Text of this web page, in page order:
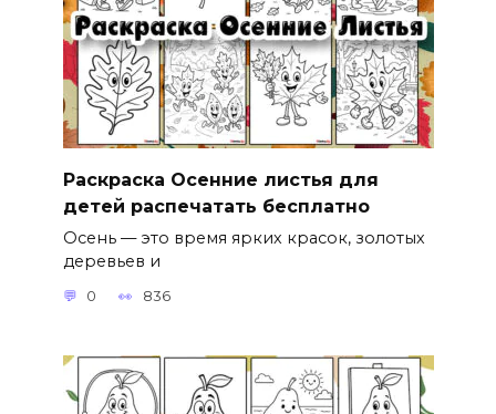
Раскраска Осенние листья для
детей распечатать бесплатно
Осень — это время ярких красок, золотых
деревьев и
0 836